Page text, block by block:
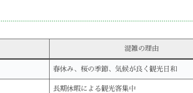
混雑の理由
春休み、桜の季節、気候が良く観光日和
長期休暇による観光客集中